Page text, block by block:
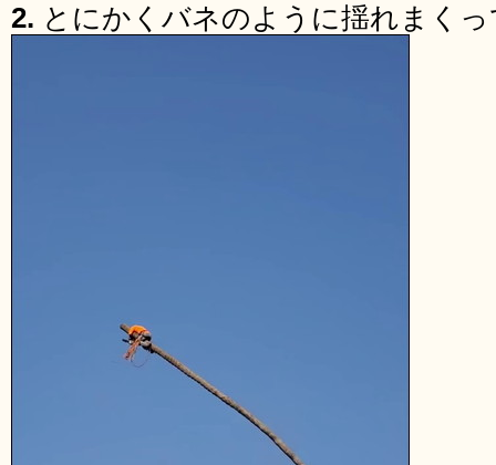
2. とにかくバネのように揺れまく